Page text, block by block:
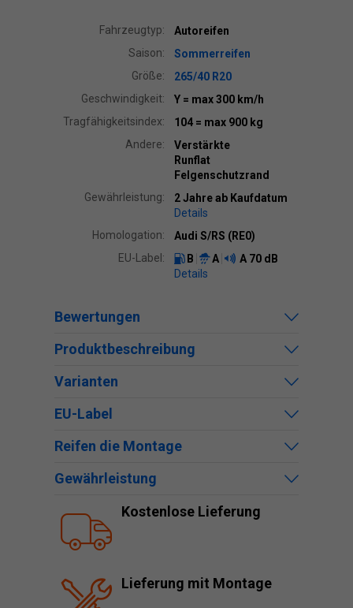
Fahrzeugtyp:
Autoreifen
Saison:
Sommerreifen
Größe:
265/40 R20
Geschwindigkeit:
Y = max 300 km/h
Tragfähigkeitsindex:
104 = max 900 kg
Andere:
Verstärkte
Runflat
Felgenschutzrand
Gewährleistung:
2 Jahre ab Kaufdatum
Details
Homologation:
Audi S/RS (RE0)
EU-Label:
B A A 70 dB
Details
Bewertungen
Produktbeschreibung
Varianten
EU-Label
Reifen die Montage
Gewährleistung
Kostenlose Lieferung
Lieferung mit Montage